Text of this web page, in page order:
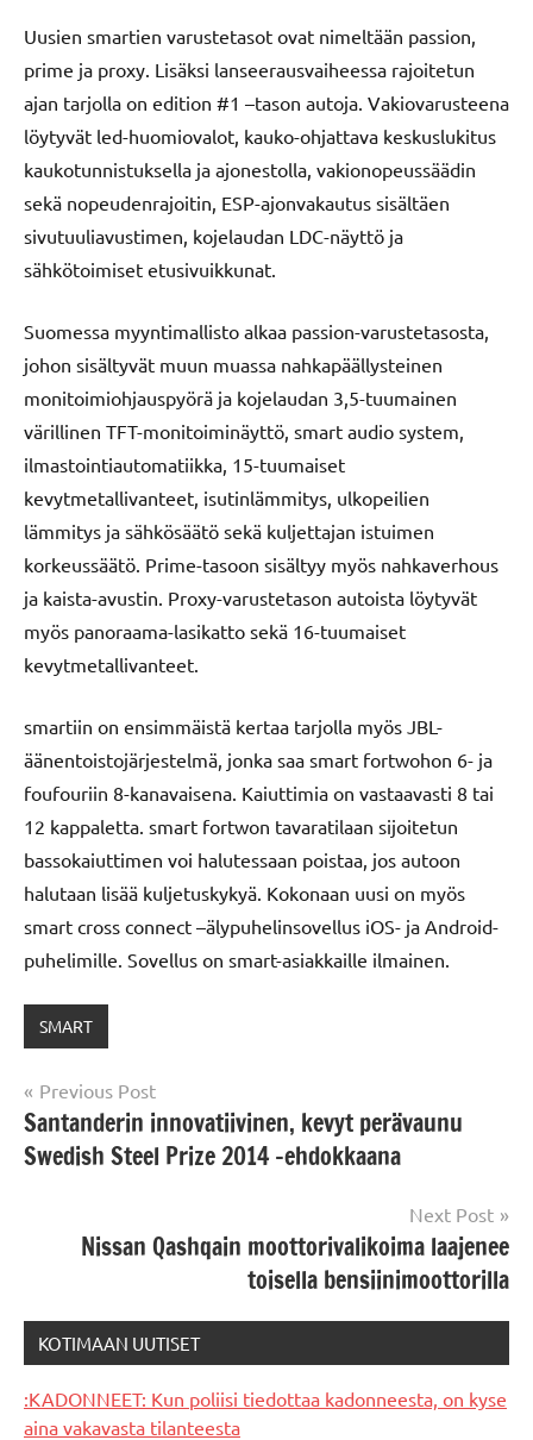
Uusien smartien varustetasot ovat nimeltään passion,
prime ja proxy. Lisäksi lanseerausvaiheessa rajoitetun
ajan tarjolla on edition #1 –tason autoja. Vakiovarusteena
löytyvät led-huomiovalot, kauko-ohjattava keskuslukitus
kaukotunnistuksella ja ajonestolla, vakionopeussäädin
sekä nopeudenrajoitin, ESP-ajonvakautus sisältäen
sivutuuliavustimen, kojelaudan LDC-näyttö ja
sähkötoimiset etusivuikkunat.
Suomessa myyntimallisto alkaa passion-varustetasosta,
johon sisältyvät muun muassa nahkapäällysteinen
monitoimiohjauspyörä ja kojelaudan 3,5-tuumainen
värillinen TFT-monitoiminäyttö, smart audio system,
ilmastointiautomatiikka, 15-tuumaiset
kevytmetallivanteet, isutinlämmitys, ulkopeilien
lämmitys ja sähkösäätö sekä kuljettajan istuimen
korkeussäätö. Prime-tasoon sisältyy myös nahkaverhous
ja kaista-avustin. Proxy-varustetason autoista löytyvät
myös panoraama-lasikatto sekä 16-tuumaiset
kevytmetallivanteet.
smartiin on ensimmäistä kertaa tarjolla myös JBL-
äänentoistojärjestelmä, jonka saa smart fortwohon 6- ja
foufouriin 8-kanavaisena. Kaiuttimia on vastaavasti 8 tai
12 kappaletta. smart fortwon tavaratilaan sijoitetun
bassokaiuttimen voi halutessaan poistaa, jos autoon
halutaan lisää kuljetuskykyä. Kokonaan uusi on myös
smart cross connect –älypuhelinsovellus iOS- ja Android-
puhelimille. Sovellus on smart-asiakkaille ilmainen.
SMART
Post
navigation
Previous Post
Santanderin innovatiivinen, kevyt perävaunu
Swedish Steel Prize 2014 -ehdokkaana
Next Post
Nissan Qashqain moottorivalikoima laajenee
toisella bensiinimoottorilla
KOTIMAAN UUTISET
:KADONNEET: Kun poliisi tiedottaa kadonneesta, on kyse
aina vakavasta tilanteesta